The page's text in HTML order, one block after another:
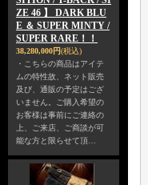
ZE 46 】 DARK BLU
E ＆ SUPER MINTY /
SUPER RARE！！
38,280,000円(税込)
・こちらの商品はアイテ
ムの特性故、ネット販売
及び、通販の予定はござ
いません。ご購入希望の
お客様は事前にご連絡の
上、ご来店、ご商談が可
能な方と限らせて頂…